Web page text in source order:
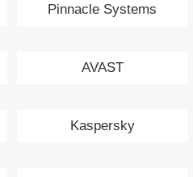
Pinnacle Systems
AVAST
Kaspersky